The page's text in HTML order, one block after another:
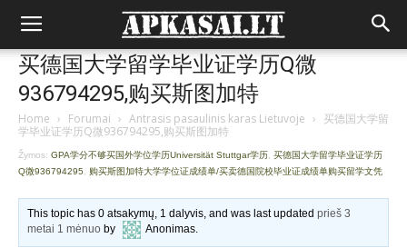
买德国大学留学毕业证学历Q微
936794295,购买斯图加特
Home › Forumai › Antrasis pasaulinis karas Lietuvoje › 买德国大学留
学毕业证学历Q微936794295,购买斯图加特
Žymos: GPA学分不够买国外学位学历Universität Stuttgar学历 买德国大学留学毕业证学历
Q微936794295
购买斯图加特大学学位证成绩单/买卖德国院校毕业证成绩单购买留学文凭
This topic has 0 atsakymų, 1 dalyvis, and was last updatedprieš 3
metai 1 mėnuo by Anonimas.